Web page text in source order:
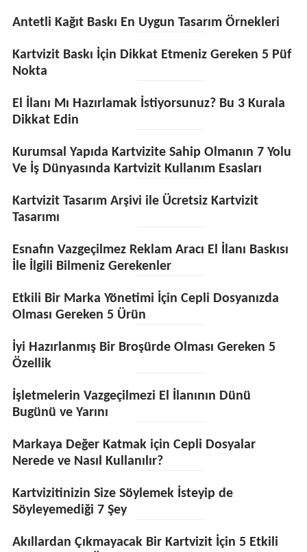
Antetli Kağıt Baskı En Uygun Tasarım Örnekleri
Kartvizit Baskı İçin Dikkat Etmeniz Gereken 5 Püf
Nokta
El İlanı Mı Hazırlamak İstiyorsunuz? Bu 3 Kurala
Dikkat Edin
Kurumsal Yapıda Kartvizite Sahip Olmanın 7 Yolu
Ve İş Dünyasında Kartvizit Kullanım Esasları
Kartvizit Tasarım Arşivi ile Ücretsiz Kartvizit
Tasarımı
Esnafın Vazgeçilmez Reklam Aracı El İlanı Baskısı
İle İlgili Bilmeniz Gerekenler
Etkili Bir Marka Yönetimi İçin Cepli Dosyanızda
Olması Gereken 5 Ürün
İyi Hazırlanmış Bir Broşürde Olması Gereken 5
Özellik
İşletmelerin Vazgeçilmezi El İlanının Dünü
Bugünü ve Yarını
Markaya Değer Katmak için Cepli Dosyalar
Nerede ve Nasıl Kullanılır?
Kartvizitinizin Size Söylemek İsteyip de
Söyleyemediği 7 Şey
Akıllardan Çıkmayacak Bir Kartvizit İçin 5 Etkili